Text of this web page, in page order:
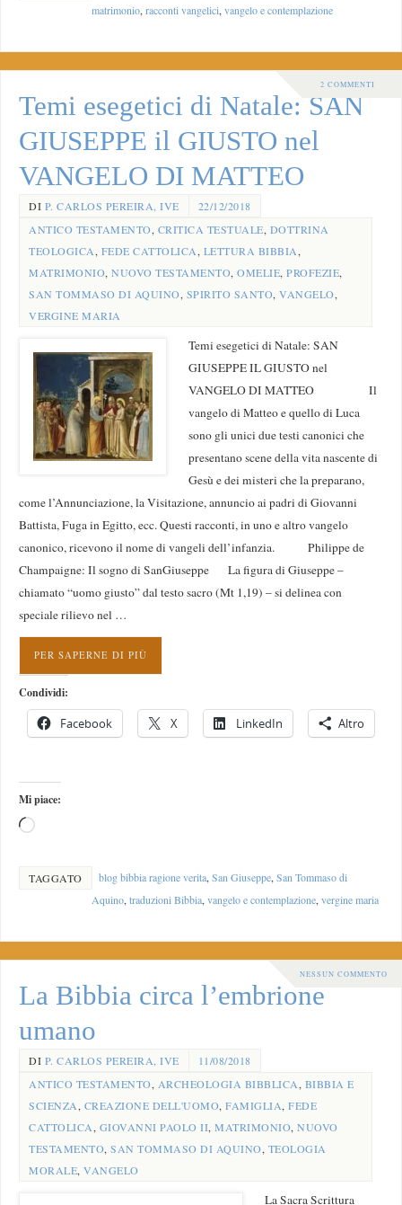
matrimonio,racconti vangelici,vangelo e contemplazione
2 COMMENTI
Temi esegetici di Natale: SAN
GIUSEPPE il GIUSTO nel
VANGELO DI MATTEO
DI P. CARLOS PEREIRA, IVE
22/12/2018
ANTICO TESTAMENTO, CRITICA TESTUALE, DOTTRINA
TEOLOGICA, FEDE CATTOLICA, LETTURA BIBBIA,
MATRIMONIO,NUOVO TESTAMENTO,OMELIE,PROFEZIE,
SAN TOMMASO DI AQUINO, SPIRITO SANTO,VANGELO,
VERGINE MARIA
Temi esegetici di Natale: SAN
GIUSEPPE IL GIUSTO nel
VANGELO DI MATTEO Il
vangelo di Matteo e quello di Luca
sono gli unici due testi canonici che
presentano scene della vita nascente di
Gesù e dei misteri che la preparano,
come l’Annunciazione, la Visitazione, annuncio ai padri di Giovanni
Battista, Fuga in Egitto, ecc. Questi racconti, in uno e altro vangelo
canonico, ricevono il nome di vangeli dell’infanzia. Philippe de
Champaigne: Il sogno di SanGiuseppe La figura di Giuseppe –
chiamato “uomo giusto” dal testo sacro (Mt 1,19) – si delinea con
speciale rilievo nel …
PER SAPERNE DI PIÙ
Condividi:
Facebook X LinkedIn Altro
Mi piace:
TAGGATO blog bibbia ragione verita,San Giuseppe,San Tommaso di
Aquino,traduzioni Bibbia,vangelo e contemplazione,vergine maria
NESSUN COMMENTO
La Bibbia circa l’embrione
umano
DI P. CARLOS PEREIRA, IVE
11/08/2018
ANTICO TESTAMENTO, ARCHEOLOGIA BIBBLICA, BIBBIA E
SCIENZA, CREAZIONE DELL'UOMO,FAMIGLIA,FEDE
CATTOLICA, GIOVANNI PAOLO II,MATRIMONIO,NUOVO
TESTAMENTO,SAN TOMMASO DI AQUINO, TEOLOGIA
MORALE,VANGELO
La Sacra Scrittura